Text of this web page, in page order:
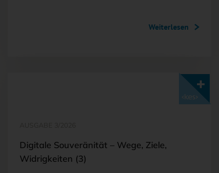
Weiterlesen
Digitale Souveränität – Wege, Ziele,
Widrigkeiten (3)